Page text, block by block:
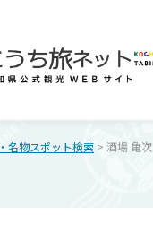
名物スポット検索 > 酒場 亀次